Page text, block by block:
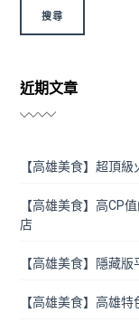
近期文章
【高雄美食】超頂
【高雄美食】高CP
店
【高雄美食】隱藏
【高雄美食】高雄